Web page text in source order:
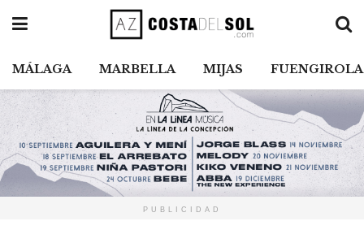
MÁLAGA MARBELLA MIJAS FUENGIROLA
PUBLICIDAD